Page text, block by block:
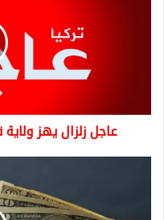
عاجل زلزال يهز